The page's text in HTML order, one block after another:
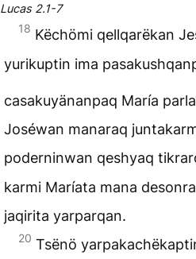
Lucas 2.1-7
18 Këchömi qellqarëkan
yurikuptin ima
casakuyänanpaq María
Joséwan manaraq
poderninwan qeshyaq
karmi Maríata mana
jaqirita yarparqan.
20 Tsënö